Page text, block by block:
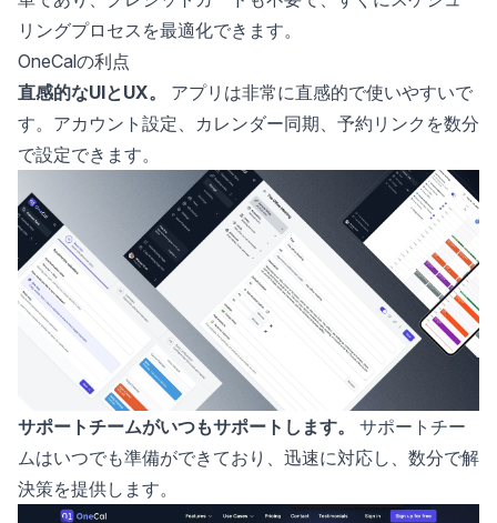
リングプロセスを最適化できます。
OneCalの利点
直感的なUIとUX。
アプリは非常に直感的で使いやすいで
す。アカウント設定、カレンダー同期、予約リンクを数分
で設定できます。
サポートチームがいつもサポートします。
サポートチー
ムはいつでも準備ができており、迅速に対応し、数分で解
決策を提供します。